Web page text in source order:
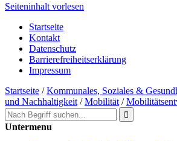
Seiteninhalt vorlesen
Startseite
Kontakt
Datenschutz
Barrierefreiheitserklärung
Impressum
Startseite /Kommunales, Soziales &
und Nachhaltigkeit /Mobilität /
Untermenu